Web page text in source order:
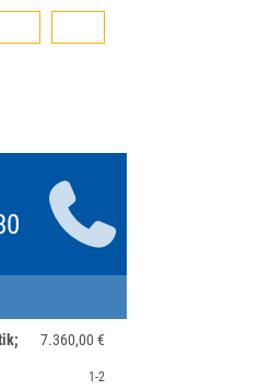
7.360,00 €
1-2